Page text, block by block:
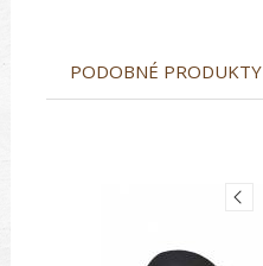
PODOBNÉ PRODUKTY